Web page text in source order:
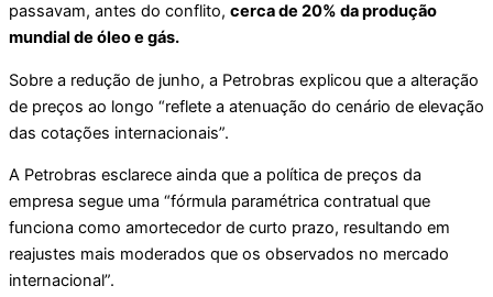
passavam, antes do conflito, cerca de 20% da produção
mundial de óleo e gás.
Sobre a redução de junho, a Petrobras explicou que a alteração
de preços ao longo “reflete a atenuação do cenário de elevação
das cotações internacionais”.
A Petrobras esclarece ainda que a política de preços da
empresa segue uma “fórmula paramétrica contratual que
funciona como amortecedor de curto prazo, resultando em
reajustes mais moderados que os observados no mercado
internacional”.